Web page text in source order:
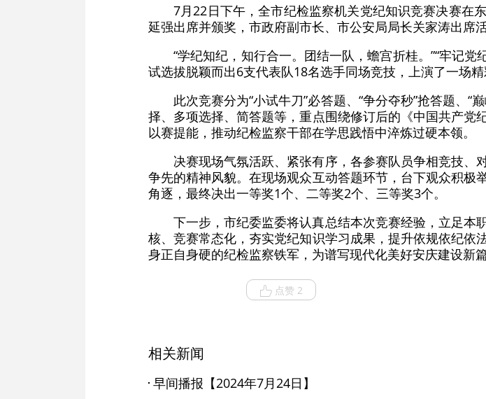
7月22日下午，全市纪检监察机关党纪知识竞赛决赛在
延强出席并颁奖，市政府副市长、市公安局局长关家涛出席活
“学纪知纪，知行合一。团结一队，蟾宫折桂。”“牢记
试选拔脱颖而出6支代表队18名选手同场竞技，上演了一场精
此次竞赛分为“小试牛刀”必答题、“争分夺秒”抢答题、
择、多项选择、简答题等，重点围绕修订后的《中国共产党
以赛提能，推动纪检监察干部在学思践悟中淬炼过硬本领。
决赛现场气氛活跃、紧张有序，各参赛队员争相竞技
争先的精神风貌。在现场观众互动答题环节，台下观众积
角逐，最终决出一等奖1个、二等奖2个、三等奖3个。
下一步，市纪委监委将认真总结本次竞赛经验，立足
核、竞赛常态化，夯实党纪知识学习成果，提升依规依纪依
身正自身硬的纪检监察铁军，为谱写现代化美好安庆建设新
点赞 2
相关新闻
早间播报【2024年7月24日】